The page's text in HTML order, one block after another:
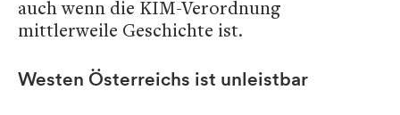
auch wenn die KIM-Verordnung
mittlerweile Geschichte ist.
Westen Österreichs ist unleistbar